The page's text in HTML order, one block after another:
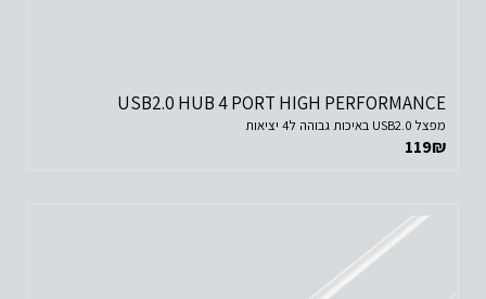
USB2.0 HUB 4 PORT HIGH PERFORMANCE
מפצל USB2.0 באיכות גבוהה ל4 יציאות
119₪